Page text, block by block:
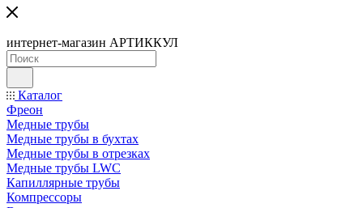
интернет-магазин АРТИККУЛ
Каталог
Фреон
Медные трубы
Медные трубы в бухтах
Медные трубы в отрезках
Медные трубы LWC
Капиллярные трубы
Компрессоры